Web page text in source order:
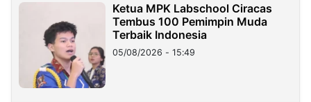
Ketua MPK Labschool Ciracas
Tembus 100 Pemimpin Muda
Terbaik Indonesia
05/08/2026 - 15:49